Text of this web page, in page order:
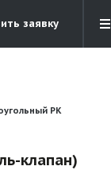
заявку
РК
клапан)